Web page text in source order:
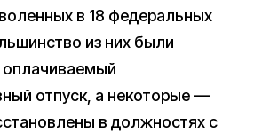
в 18 федеральных
из них были
отпуск, а некоторые —
в должностях с